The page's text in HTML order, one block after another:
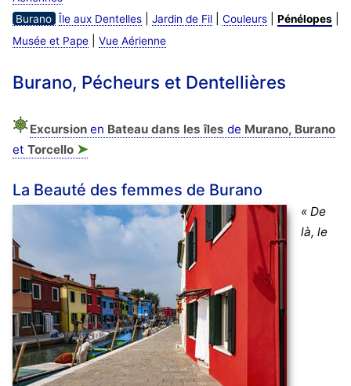
Burano Île aux Dentelles| Jardin de Fil| Couleurs| Pénélopes|
Musée et Pape| Vue Aérienne
Burano, Pécheurs et Dentellières
Excursionen Bateau dans les îles de Murano, Burano
et Torcello ➤
La Beauté des femmes de Burano
« De
là, le